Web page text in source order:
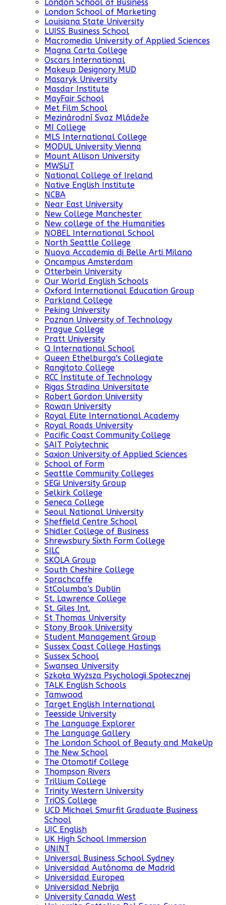
London School of Business
London School of Marketing
Louisiana State University
LUISS Business School
Macromedia University of Applied Sciences
Magna Carta College
Oscars International
Makeup Designory MUD
Masaryk University
Masdar Institute
MayFair School
Met Film School
Mezinárodní Svaz Mládeže
MI College
MLS International College
MODUL University Vienna
Mount Allison University
MWSLiT
National College of Ireland
Native English Institute
NCBA
Near East University
New College Manchester
New college of the Humanities
NOBEL International School
North Seattle College
Nuova Accademia di Belle Arti Milano
Oncampus Amsterdam
Otterbein University
Our World English Schools
Oxford International Education Group
Parkland College
Peking University
Poznan University of Technology
Prague College
Pratt University
Q International School
Queen Ethelburga's Collegiate
Rangitoto College
RCC Institute of Technology
Rigas Stradina Universitate
Robert Gordon University
Rowan University
Royal Elite International Academy
Royal Roads University
Pacific Coast Community College
SAIT Polytechnic
Saxion University of Applied Sciences
School of Form
Seattle Community Colleges
SEGi University Group
Selkirk College
Seneca College
Seoul National University
Sheffield Centre School
Shidler College of Business
Shrewsbury Sixth Form College
SILC
SKOLA Group
South Cheshire College
Sprachcaffe
StColumba’s Dublin
St. Lawrence College
St. Giles Int.
St Thomas University
Stony Brook University
Student Management Group
Sussex Coast College Hastings
Sussex School
Swansea University
Szkoła Wyższa Psychologii Społecznej
TALK English Schools
Tamwood
Target English International
Teesside University
The Language Explorer
The Language Gallery
The London School of Beauty and MakeUp
The New School
The Otomotif College
Thompson Rivers
Trillium College
Trinity Western University
TriOS College
UCD Michael Smurfit Graduate Business
School
UIC English
UK High School Immersion
UNINT
Universal Business School Sydney
Universidad Autónoma de Madrid
Universidad Europea
Universidad Nebrija
University Canada West